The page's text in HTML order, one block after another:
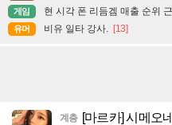
게임 현 시각 폰 리듬겜 매출 순위
유머 비유 일타 강사. [13]
계층 [마르카] 시메오